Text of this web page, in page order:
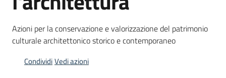
Novità
Servizi
Azioni per la conservazione e valorizzazione del patrimonio
culturale architettonico storico e contemporaneo
CondividiVedi azioni